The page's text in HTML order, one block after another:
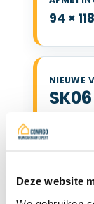
Deze website
94 ×
SK06
Oude